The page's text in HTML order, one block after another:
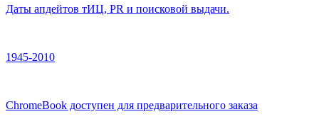
Даты апдейтов тИЦ, PR и поисковой выдачи.
1945-2010
ChromeBook доступен для предварительного заказа